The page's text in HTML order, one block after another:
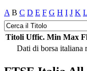
A B C D E F G H I J K L
Titoli Uffic. Min Max
Dati di borsa italiana